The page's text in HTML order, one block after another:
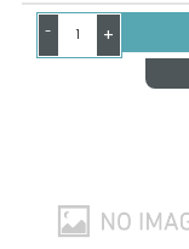
- +